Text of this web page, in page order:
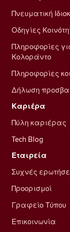
Πνευματική
Οδηγίες
Πληροφορίες
Κολοράντο
Πληροφορίες
Δήλωση
Καριέρα
Πύλη καριέρας
Tech Blog
Εταιρεία
Συχνές
Προορισμοί
Γραφείο Τύπου
Επικοινωνία